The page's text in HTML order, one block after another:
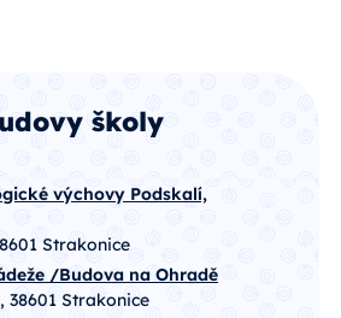
školy
výchovy Podskalí,
Strakonice
/Budova na Ohradě
38601 Strakonice